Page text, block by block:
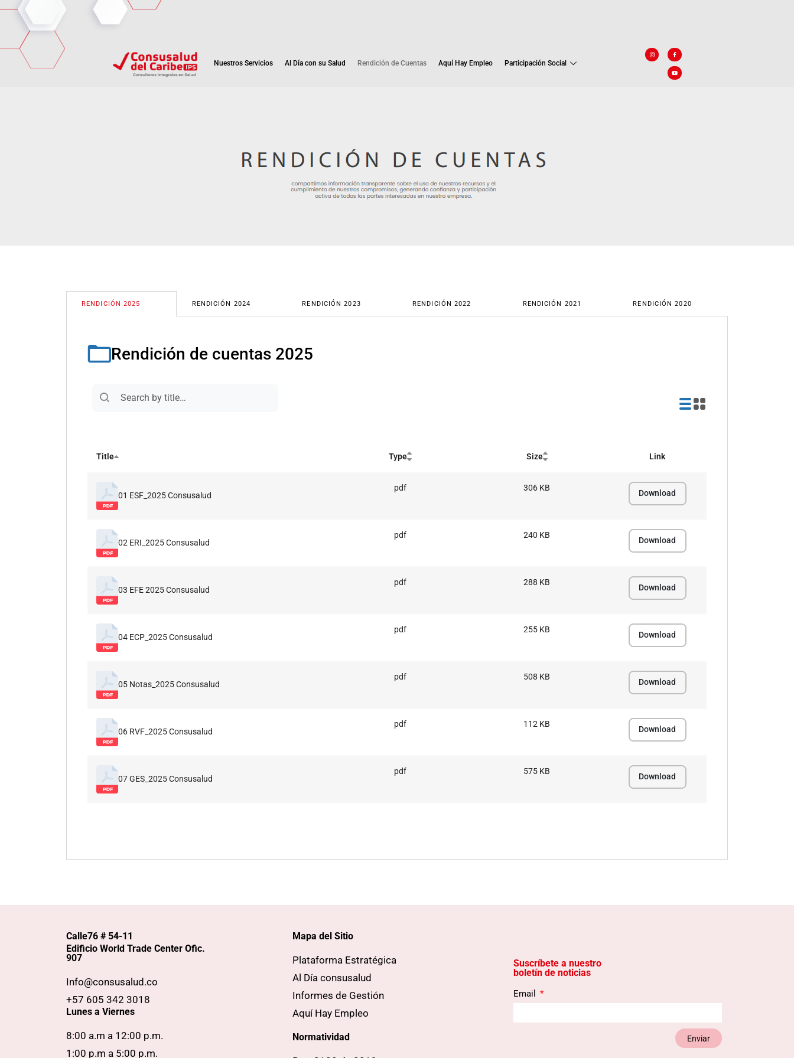
Nuestros Servicios Al Día con su Salud Rendición de Cuentas Aquí Hay Empleo Participación Social
RENDICIÓN 2025 RENDICIÓN 2024 RENDICIÓN 2023 RENDICIÓN 2022 RENDICIÓN 2021 RENDICIÓN 2020
Rendición de cuentas 2025
Title Type Size Link
01 ESF_2025 Consusalud
pdf 306 KB
Download
02 ERI_2025 Consusalud
pdf 240 KB
Download
03 EFE 2025 Consusalud
pdf 288 KB
Download
04 ECP_2025 Consusalud
pdf 255 KB
Download
05 Notas_2025 Consusalud
pdf 508 KB
Download
06 RVF_2025 Consusalud
pdf 112 KB
Download
07 GES_2025 Consusalud
pdf 575 KB
Download
Calle76 # 54-11
Edificio World Trade Center Ofic.
907
Info@consusalud.co
+57 605 342 3018
Lunes a Viernes
8:00 a.m a 12:00 p.m.
1:00 p.m a 5:00 p.m.
Mapa del Sitio
Plataforma Estratégica
Al Día consusalud
Informes de Gestión
Aquí Hay Empleo
Normatividad
Suscríbete a nuestro
boletín de noticias
Email
Enviar